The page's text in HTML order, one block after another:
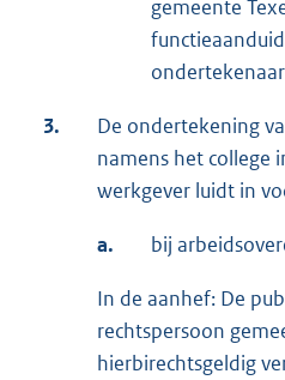
gemeente
3.
De ondertekening
namens het college
werkgever luidt in
a. bij
In de aanhef: De
rechtspersoon
hierbirechtsgeldig